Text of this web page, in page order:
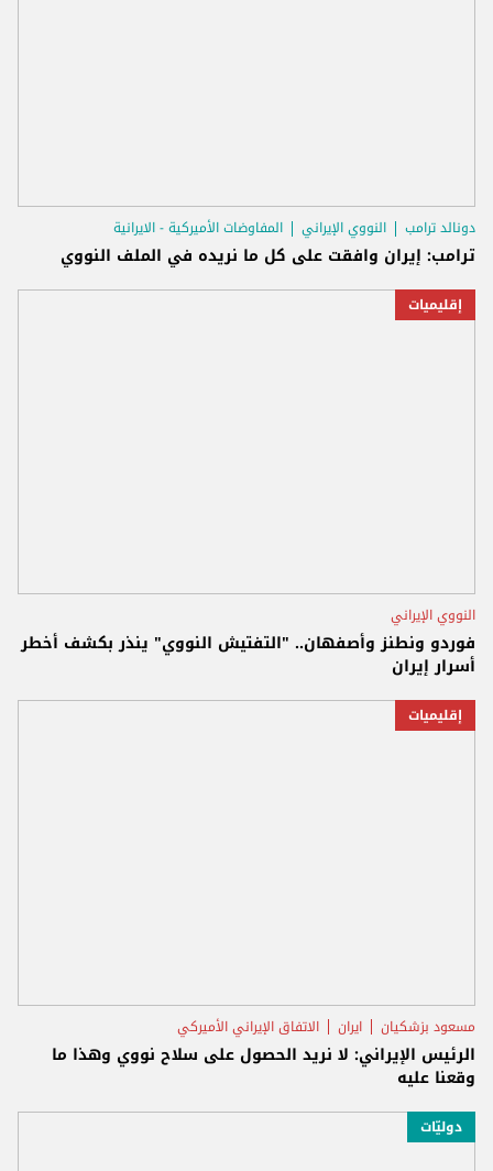
دونالد ترامب النووي الإيراني المفاوضات الأميركية - الايرانية
ترامب: إيران وافقت على كل ما نريده في الملف النووي
إقليميات
النووي الإيراني
فوردو ونطنز وأصفهان.. "التفتيش النووي" ينذر بكشف أخطر
أسرار إيران
إقليميات
مسعود بزشكيان ايران الاتفاق الإيراني الأميركي
الرئيس الإيراني: لا نريد الحصول على سلاح نووي وهذا ما
وقعنا عليه
دوليّات